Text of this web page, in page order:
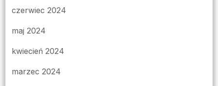
czerwiec 2024
maj 2024
kwiecień 2024
marzec 2024